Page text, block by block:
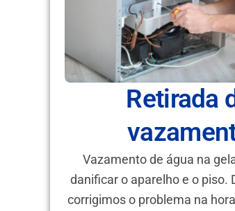
Retirada
Vazamento de água na
danificar o aparelho e o piso.
corrigimos o problema na